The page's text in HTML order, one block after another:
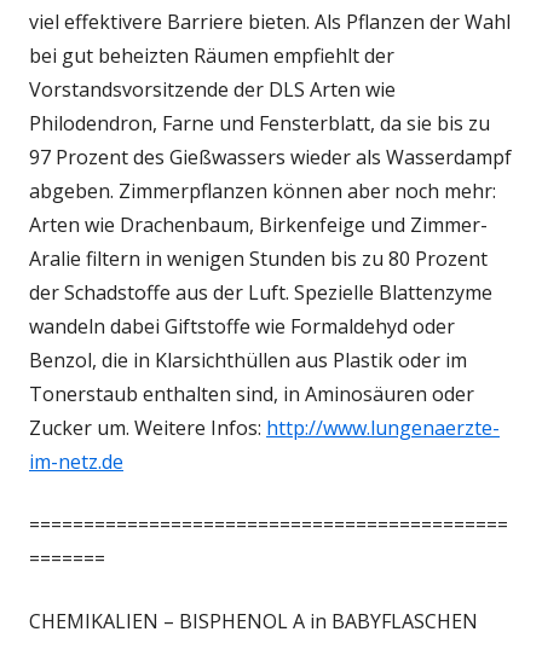
viel effektivere Barriere bieten. Als Pflanzen der Wahl
bei gut beheizten Räumen empfiehlt der
Vorstandsvorsitzende der DLS Arten wie
Philodendron, Farne und Fensterblatt, da sie bis zu
97 Prozent des Gießwassers wieder als Wasserdampf
abgeben. Zimmerpflanzen können aber noch mehr:
Arten wie Drachenbaum, Birkenfeige und Zimmer-
Aralie filtern in wenigen Stunden bis zu 80 Prozent
der Schadstoffe aus der Luft. Spezielle Blattenzyme
wandeln dabei Giftstoffe wie Formaldehyd oder
Benzol, die in Klarsichthüllen aus Plastik oder im
Tonerstaub enthalten sind, in Aminosäuren oder
Zucker um. Weitere Infos: http://www.lungenaerzte-
im-netz.de
============================================
=======
CHEMIKALIEN – BISPHENOL A in BABYFLASCHEN